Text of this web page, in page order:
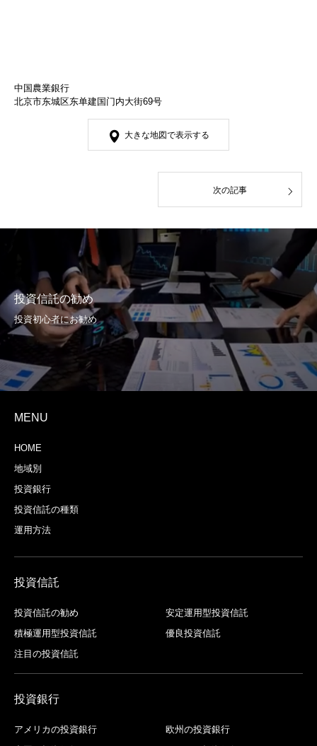
中国農業銀行
北京市东城区东单建国门内大街69号
大きな地図で表示する
次の記事
投資信託の勧め
投資初心者にお勧め
MENU
HOME
地域別
投資銀行
投資信託の種類
運用方法
投資信託
投資信託の勧め
安定運用型投資信託
積極運用型投資信託
優良投資信託
注目の投資信託
投資銀行
アメリカの投資銀行
欧州の投資銀行